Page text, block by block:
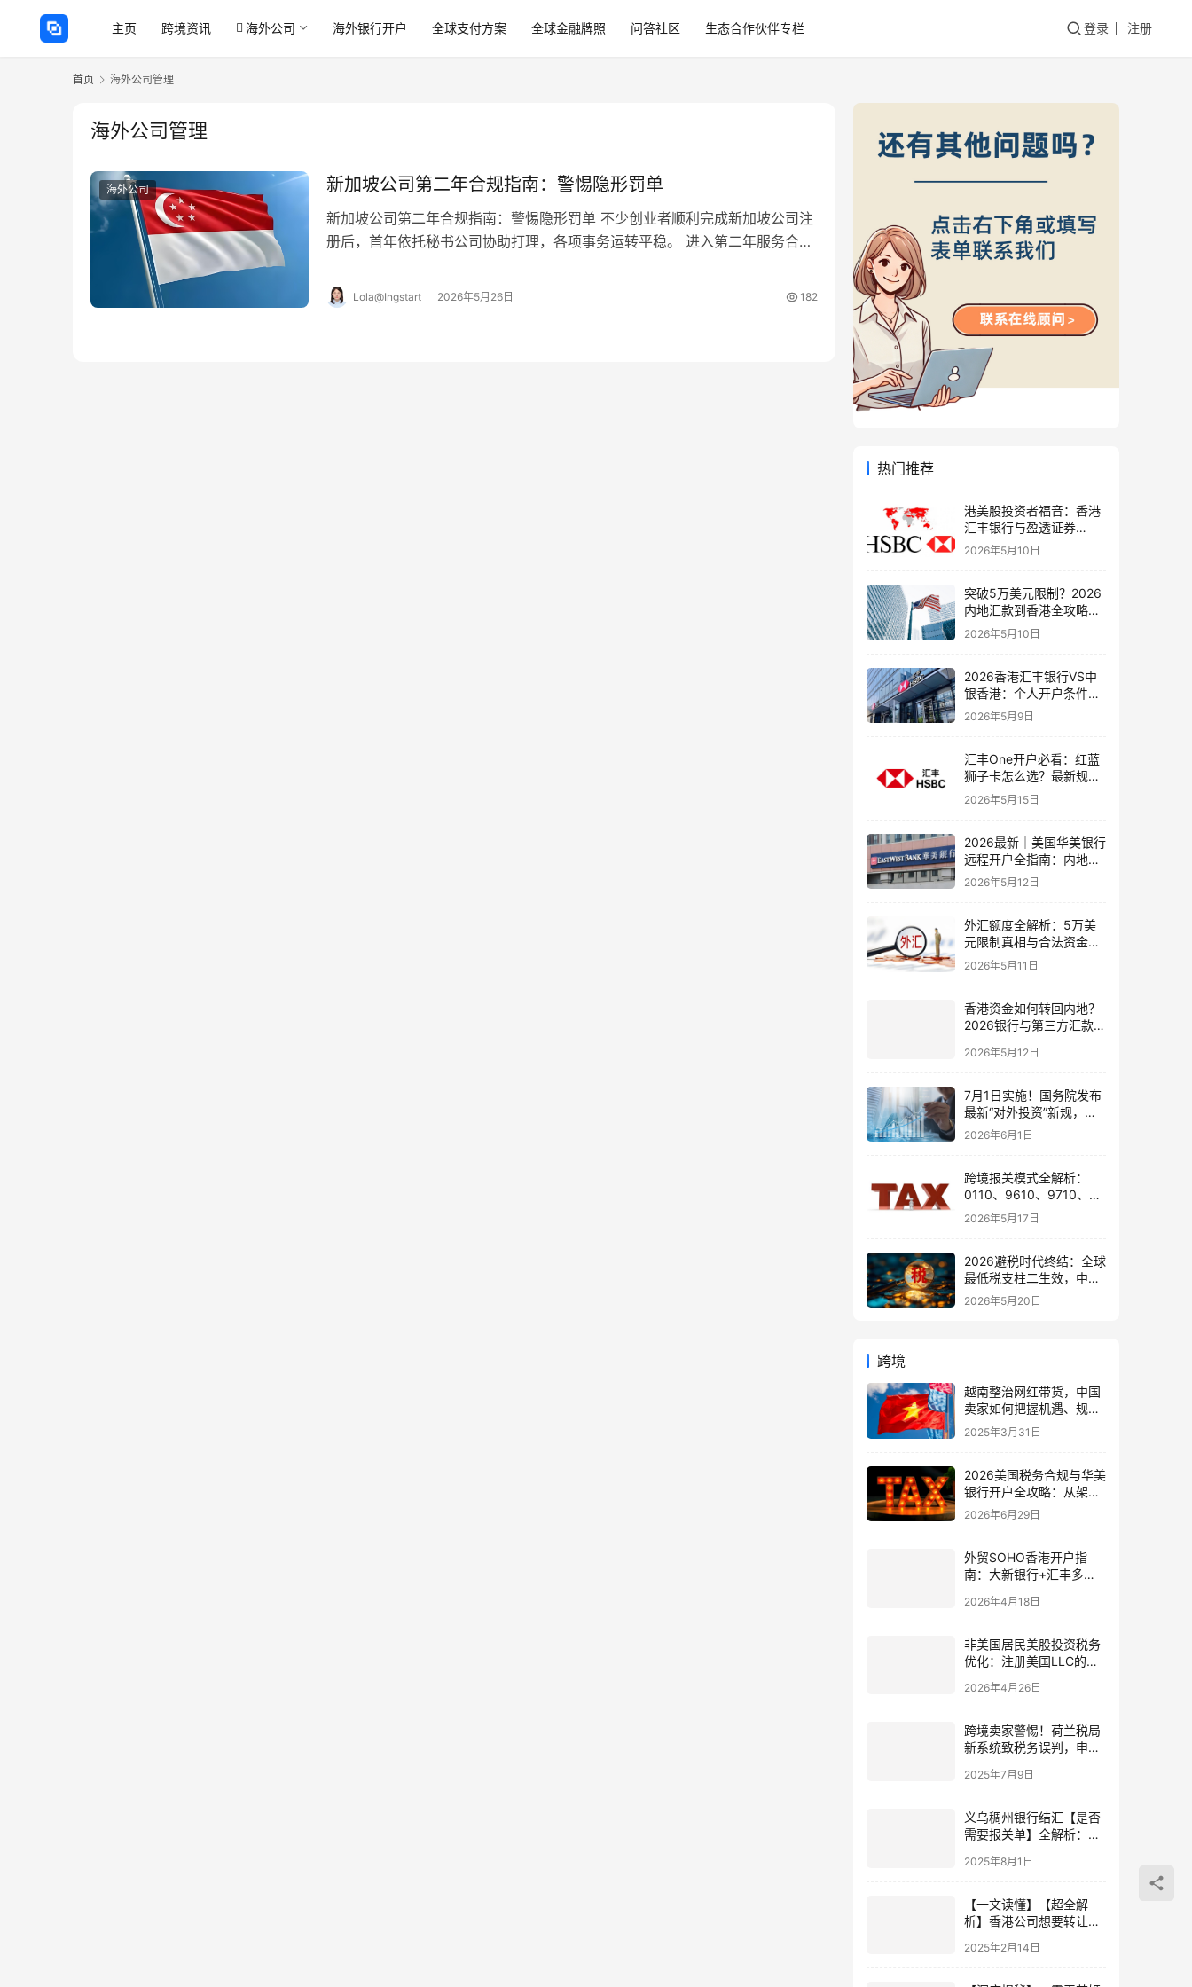
主页 跨境资讯 海外公司 海外银行开户 全球支付方案 全球金融牌照 问答社区 生态合作伙伴专栏 登录 注册
首页 海外公司管理
海外公司管理
海外公司 新加坡公司第二年合规指南：警惕隐形罚单
新加坡公司第二年合规指南：警惕隐形罚单 不少创业者顺利完成新加坡公司注
册后，首年依托秘书公司协助打理，各项事务运转平稳。 进入第二年服务合约
Lola@Ingstart 2026年5月26日 182
热门推荐
港美股投资者福音：香港
汇丰银行与盈透证券
（IBKR）绑定入金全流
2026年5月10日
突破5万美元限制？2026
内地汇款到香港全攻略：
4种合法路径、手续费对
比与避坑指南
2026年5月10日
2026香港汇丰银行VS中
银香港：个人开户条件、
费用、下户速度全方位对
2026年5月9日
汇丰One开户必看：红蓝
狮子卡怎么选？最新规则
+补办攻略+5个避坑指南
2026年5月15日
2026最新｜美国华美银行
远程开户全指南：内地居
民足不出户办理美股与跨
2026年5月12日
外汇额度全解析：5万美
元限制真相与合法资金出
境通道
2026年5月11日
香港资金如何转回内地？
2026银行与第三方汇款全
2026年5月12日
7月1日实施！国务院发布
最新“对外投资”新规，炒
股、出海、海外资产配置
2026年6月1日
跨境报关模式全解析：
0110、9610、9710、
9810、1039、1210 的区
别与最佳应用场景
2026年5月17日
2026避税时代终结：全球
最低税支柱二生效，中国
企业家海外公司合规3大
2026年5月20日
跨境
越南整治网红带货，中国
卖家如何把握机遇、规避
风险？
2025年3月31日
2026美国税务合规与华美
银行开户全攻略：从架构
到资金路径 | ingstart
2026年6月29日
外贸SOHO香港开户指
南：大新银行+汇丰多币
实测）
2026年4月18日
非美国居民美股投资税务
优化：注册美国LLC的三
2026年4月26日
跨境卖家警惕！荷兰税局
新系统致税务误判，申诉
2025年7月9日
义乌稠州银行结汇【是否
需要报关单】全解析：政
单
2025年8月1日
【一文读懂】【超全解
析】香港公司想要转让，
2025年2月14日